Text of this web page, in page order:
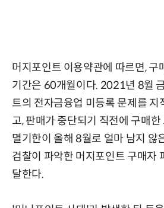
머지포인트 이용약관에 따르면, 구
기간은 60개월이다. 2021년 8월
트의 전자금융업 미등록 문제를 지
고, 판매가 중단되기 직전에 구매
멸기한이 올해 8월로 얼마 남지 않
검찰이 파악한 머지포인트 구매자
달한다.